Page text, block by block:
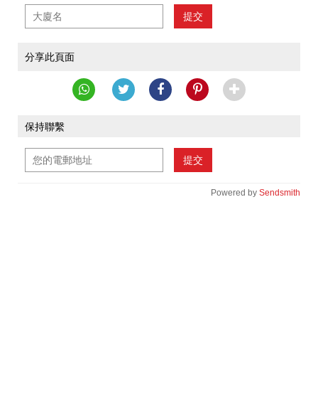
提交
分享此頁面
保持聯繫
提交
Powered by Sendsmith